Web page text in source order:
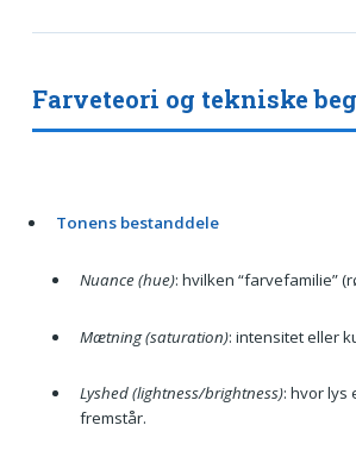
Farveteori og tekniske
Tonens bestanddele
Nuance (hue): hvilken “farvefamilie”
Mætning (saturation): intensitet eller
Lyshed (lightness/brightness): hvor lys
fremstår.